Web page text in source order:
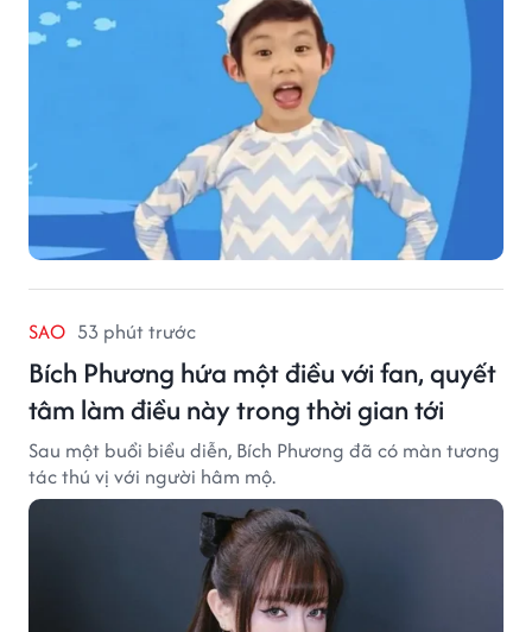
SAO 53 phút trước
Bích Phương hứa một điều với fan, quyết
tâm làm điều này trong thời gian tới
Sau một buổi biểu diễn, Bích Phương đã có màn tương
tác thú vị với người hâm mộ.